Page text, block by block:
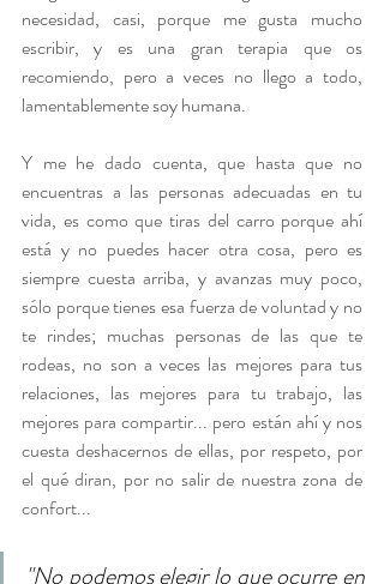
necesidad, casi, porque me gusta mucho
escribir, y es una gran terapia que os
recomiendo, pero a veces no llego a todo,
lamentablemente soy humana.
Y me he dado cuenta, que hasta que no
encuentras a las personas adecuadas en tu
vida, es como que tiras del carro porque ahí
está y no puedes hacer otra cosa, pero es
siempre cuesta arriba, y avanzas muy poco,
sólo porque tienes esa fuerza de voluntad y no
te rindes; muchas personas de las que te
rodeas, no son a veces las mejores para tus
relaciones, las mejores para tu trabajo, las
mejores para compartir... pero están ahí y nos
cuesta deshacernos de ellas, por respeto, por
el qué diran, por no salir de nuestra zona de
confort...
"No podemos elegir lo que ocurre en